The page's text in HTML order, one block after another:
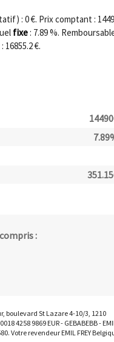
: 0€. Prix comptant :
fixe: 7.89%.
16855.2€.
14490
7.89
351.15
:
boulevard St Lazare 4-10/3, 1210
4258 9869 EUR - GEBABEBB - EMIL
Votre revendeur EMIL FREY